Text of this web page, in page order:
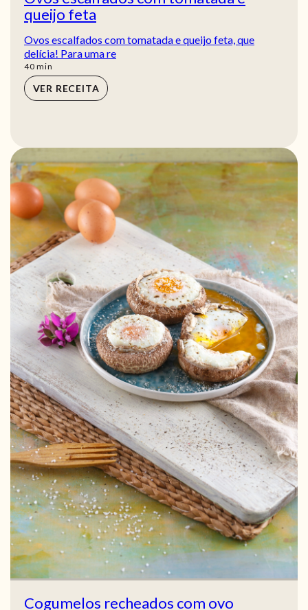
queijo feta
Ovos escalfados com tomatada e queijo feta, que
delícia! Para uma re
40min
min
VER RECEITA
Cogumelos recheados com ovo